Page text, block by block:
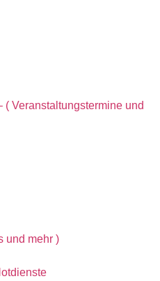
Veranstaltungstermine und
und mehr )